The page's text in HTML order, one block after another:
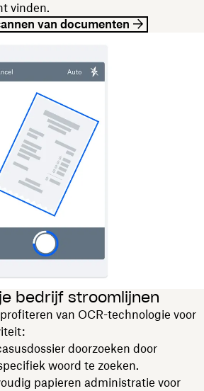
vinden.
van documenten
je bedrijf stroomlijnen
van OCR-technologie voor
doorzoeken door
woord te zoeken.
papieren administratie voor